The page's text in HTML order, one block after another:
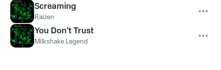
Screaming
Raizen
You Don't Trust
Milkshake Legend